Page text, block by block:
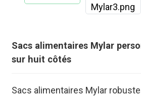
Sacs alimentaires Mylar
sur huit côtés
Sacs alimentaires Mylar